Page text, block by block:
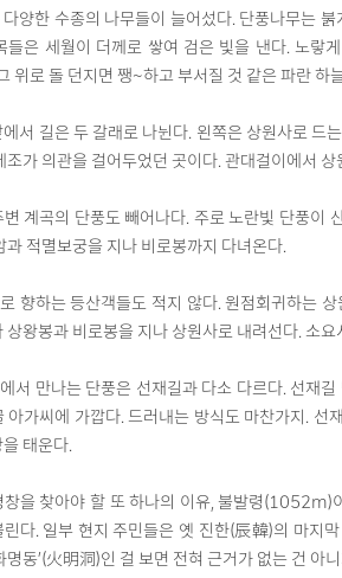
양한 수종의 나무들이 늘어섰다. 단풍나무는
들은 세월이 더께로 쌓여 검은 빛을 낸다. 노랗
위로 돌 던지면 쨍~하고 부서질 것 같은 파란
서 길은 두 갈래로 나뉜다. 왼쪽은 상원사로 드
조가 의관을 걸어두었던 곳이다. 관대걸이에서
계곡의 단풍도 빼어나다. 주로 노란빛 단풍이
과 적멸보궁을 지나 비로봉까지 다녀온다.
향하는 등산객들도 적지 않다. 원점회귀하는
상왕봉과 비로봉을 지나 상원사로 내려선다. 소
서 만나는 단풍은 선재길과 다소 다르다. 선재
아가씨에 가깝다. 드러내는 방식도 마찬가지.
태운다.
창을 찾아야 할 또 하나의 이유, 불발령(1052m)
다. 일부 현지 주민들은 옛 진한(辰韓)의 마지
명동’(火明洞)인 걸 보면 전혀 근거가 없는 건 아